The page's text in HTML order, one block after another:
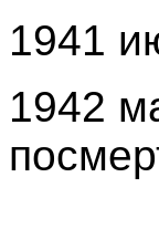
1941
1942